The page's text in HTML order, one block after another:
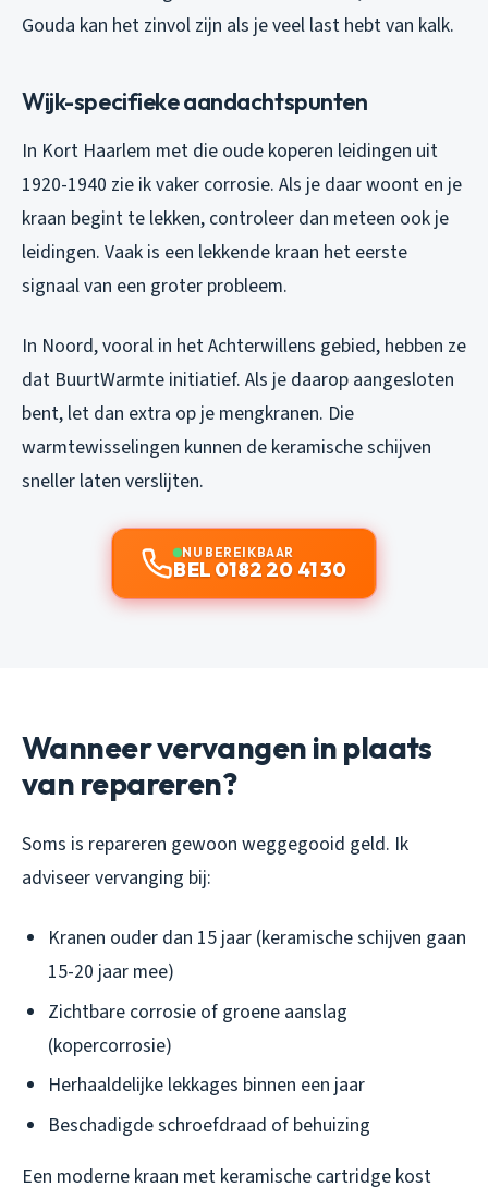
Gouda kan het zinvol zijn als je veel last hebt van kalk.
Wijk-specifieke aandachtspunten
In Kort Haarlem met die oude koperen leidingen uit
1920-1940 zie ik vaker corrosie. Als je daar woont en je
kraan begint te lekken, controleer dan meteen ook je
leidingen. Vaak is een lekkende kraan het eerste
signaal van een groter probleem.
In Noord, vooral in het Achterwillens gebied, hebben ze
dat BuurtWarmte initiatief. Als je daarop aangesloten
bent, let dan extra op je mengkranen. Die
warmtewisselingen kunnen de keramische schijven
sneller laten verslijten.
NU BEREIKBAAR
BEL 0182 20 41 30
Wanneer vervangen in plaats
van repareren?
Soms is repareren gewoon weggegooid geld. Ik
adviseer vervanging bij:
Kranen ouder dan 15 jaar (keramische schijven gaan
15-20 jaar mee)
Zichtbare corrosie of groene aanslag
(kopercorrosie)
Herhaaldelijke lekkages binnen een jaar
Beschadigde schroefdraad of behuizing
Een moderne kraan met keramische cartridge kost